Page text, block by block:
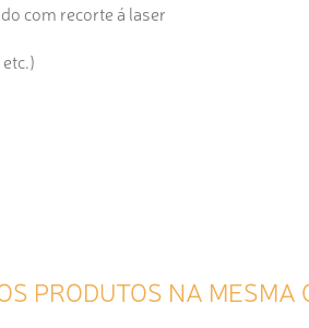
com recorte á laser
PRODUTOS NA MESMA